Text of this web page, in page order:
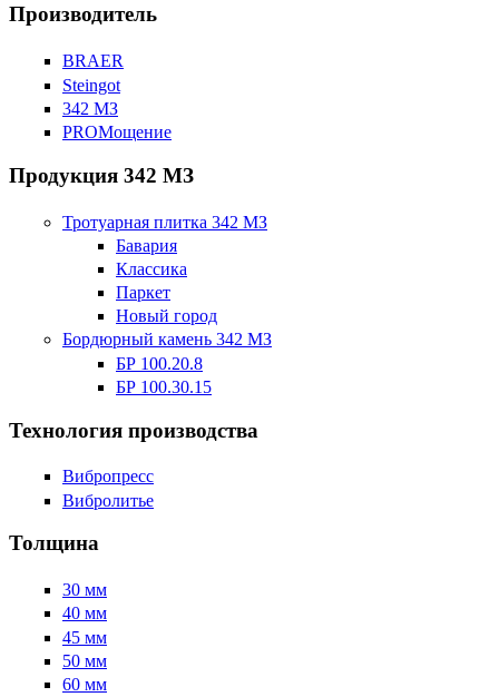
Производитель
BRAER
Steingot
342 МЗ
PROМощение
Продукция 342 МЗ
Тротуарная плитка 342 МЗ
Бавария
Классика
Паркет
Новый город
Бордюрный камень 342 МЗ
БР 100.20.8
БР 100.30.15
Технология производства
Вибропресс
Вибролитье
Толщина
30 мм
40 мм
45 мм
50 мм
60 мм